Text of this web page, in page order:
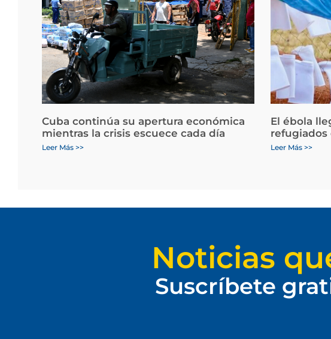
Cuba continúa su apertura económica
mientras la crisis escuece cada día
Leer Más >>
El ébola
refugiados
Leer Más >>
Noticias
Suscríbete